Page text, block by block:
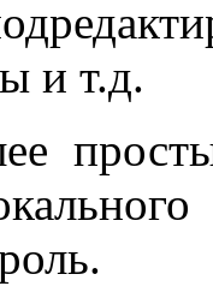
и т.д.